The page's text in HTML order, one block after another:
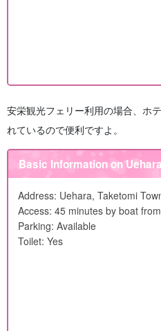
安栄観光フェリー利用の場合、ホ
れているので便利ですよ。
Basic Information on
Address: Uehara, Taketomi
Access: 45 minutes by boat
Parking: Available
Toilet: Yes